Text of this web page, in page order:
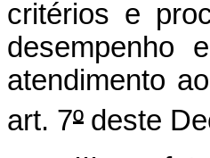
critérios e
desempenho
atendimento
art. 7º deste